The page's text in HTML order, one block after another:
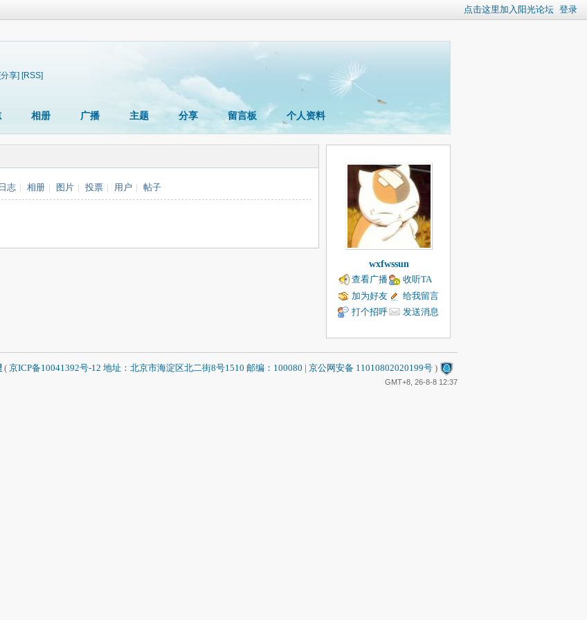
点击这里加入阳光论坛 登录
享] [RSS]
相册 广播 主题 分享 留言板 个人资料
日志 | 相册 | 图片 | 投票 | 用户 | 帖子
wxfwssun
查看广播
收听TA
加为好友
给我留言
打个招呼
发送消息
( 京ICP备10041392号-12 地址：北京市海淀区北二街8号1510 邮编：100080 | 京公网安备 11010802020199号 )
GMT+8, 26-8-8 12:37